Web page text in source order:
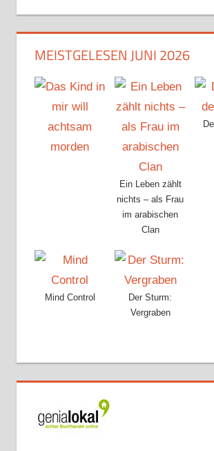
MEISTGELESEN JUNI 2026
Ein Leben zählt
nichts – als Frau
im arabischen
Clan
Mind Control
Der Sturm:
Vergraben